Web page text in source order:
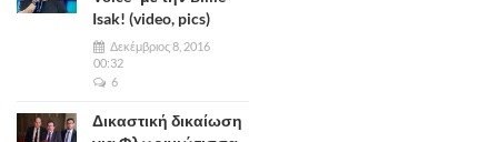
Isak! (video, pics)
Δεκέμβριος 8, 2016
00:32
6
Δικαστική δικαίωση